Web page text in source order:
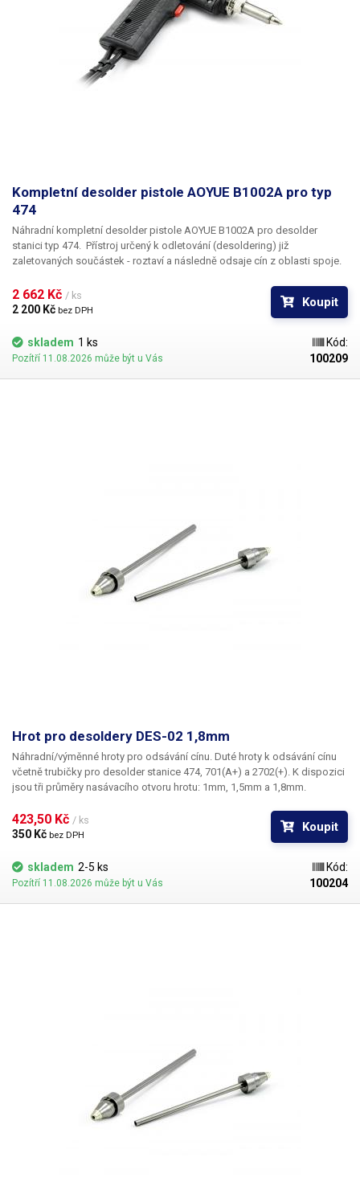
Kompletní desolder pistole AOYUE B1002A pro typ
474
Náhradní kompletní desolder pistole AOYUE B1002A pro desolder
stanici typ 474. Přístroj určený k odletování (desoldering) již
zaletovaných součástek - roztaví a následně odsaje cín z oblasti spoje.
následně cín odsán, ochlazen a zachycen ve filtru. Odsávání (desolder)
se uvádí do chodu stiskem spouště na rukojeti. Do této odpájecí pistole
2 662 Kč / ks
2 200 Kč bez DPH
Koupit
skladem 1 ks
Pozítří 11.08.2026 může být u Vás
Kód:
100209
Hrot pro desoldery DES-02 1,8mm
Náhradní/výměnné hroty pro odsávání cínu. Duté hroty k odsávání cínu
včetně trubičky pro desolder stanice 474, 701(A+) a 2702(+). K dispozici
jsou tři průměry nasávacího otvoru hrotu: 1mm, 1,5mm a 1,8mm.
423,50 Kč / ks
350 Kč bez DPH
Koupit
skladem 2-5 ks
Pozítří 11.08.2026 může být u Vás
Kód:
100204